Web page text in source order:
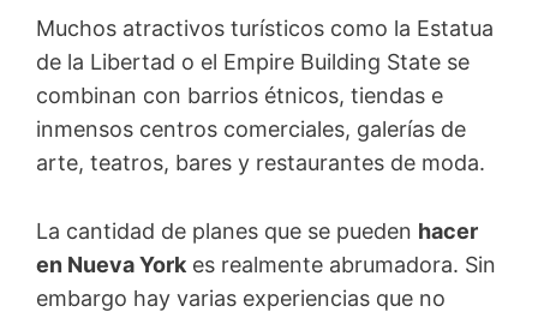
Muchos atractivos turísticos como la Estatua
de la Libertad o el Empire Building State se
combinan con barrios étnicos, tiendas e
inmensos centros comerciales, galerías de
arte, teatros, bares y restaurantes de moda.
La cantidad de planes que se pueden hacer
en Nueva York es realmente abrumadora. Sin
embargo hay varias experiencias que no